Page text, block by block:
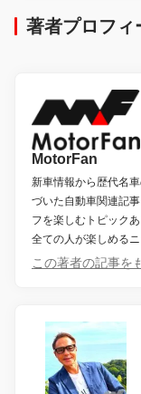
著者プロフィ
MotorFan
新車情報から歴代名
づいた自動車関連記
フを楽しむトピック
全ての人が楽しめる
この著者の記事を